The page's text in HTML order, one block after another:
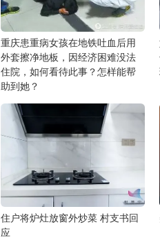
重庆患重病女孩在地铁吐血后用
外套擦净地板，因经济困难没法
住院，如何看待此事？怎样能帮
助到她？
住户将炉灶放窗外炒菜 村支书回
应